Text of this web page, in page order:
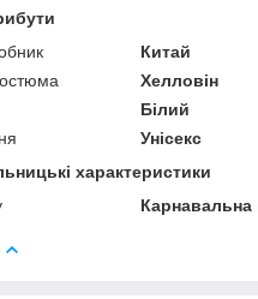
Китай
Хелловін
Білий
Унісекс
характеристики
Карнавальна